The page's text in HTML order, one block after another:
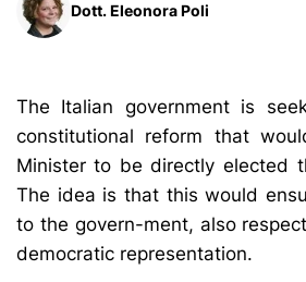
Dott. Eleonora Poli
The Italian government is
constitutional reform that
Minister to be directly elected
The idea is that this would
to the govern-ment, also
democratic representation.